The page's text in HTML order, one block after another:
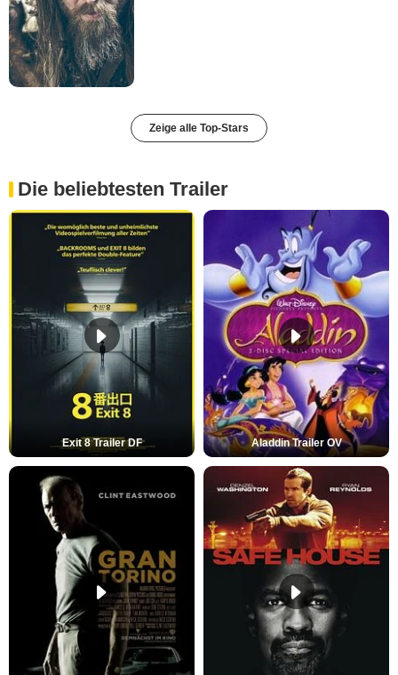
Zeige alle Top-Stars
Die beliebtesten Trailer
Exit 8 Trailer DF Aladdin Trailer OV